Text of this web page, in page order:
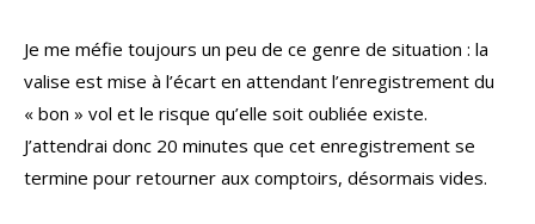
Je me méfie toujours un peu de ce genre de situation : la
valise est mise à l’écart en attendant l’enregistrement du
« bon » vol et le risque qu’elle soit oubliée existe.
J’attendrai donc 20 minutes que cet enregistrement se
termine pour retourner aux comptoirs, désormais vides.